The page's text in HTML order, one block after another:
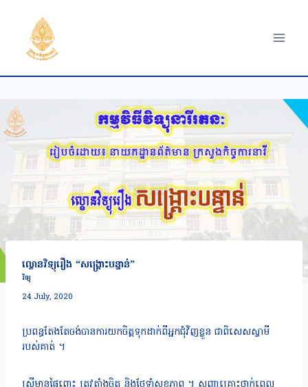
content
ល្ខោនវិទ្យុរឿង “សង្រ្គោះបន្ទាន់”
វិទ្យុ
24 July, 2020
ប្រពន្ធតែងតែចង់បានការយកចិត្តទុកដាក់ពីអ្នកជុំវិញខ្លួន ជាពិសេសស្វាមី
របស់គាត់ ។